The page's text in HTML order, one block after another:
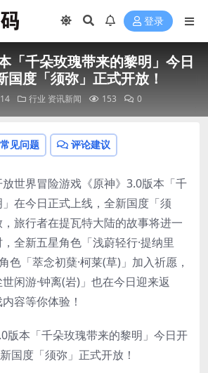
登录
「千朵玫瑰带来的黎明」今日
国度「须弥」正式开放！
行业 资讯新闻 153 0
常见问题 评论建议
世界冒险游戏《原神》3.0版本「千
在今日正式上线，全新国度「须
旅行者在提瓦特大陆的故事将进一
全新五星角色「浅蔚轻行·提纳里
色「萃念初蘖·柯莱(草)」加入祈愿，
闲游·钟离(岩)」也在今日迎来返
容等你体验！